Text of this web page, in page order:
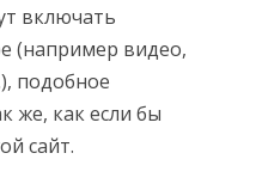
включать
(например видео,
подобное
же, как если бы
сайт.